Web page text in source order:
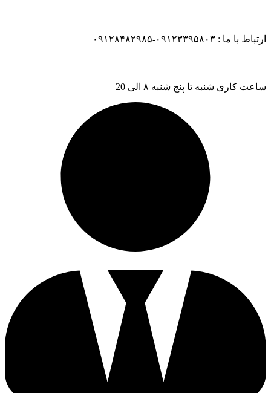
ارتباط با ما : ۰۹۱۲۳۳۹۵۸۰۳-۰۹۱۲۸۴۸۲۹۸۵
ساعت کاری شنبه تا پنج شنبه ۸ الی 20